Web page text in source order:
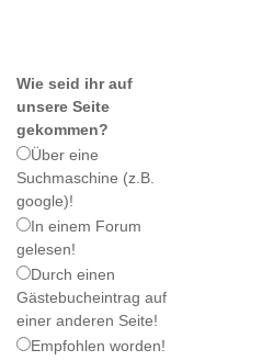
Wie seid ihr auf
unsere Seite
gekommen?
Über eine
Suchmaschine (z.B.
google)!
In einem Forum
gelesen!
Durch einen
Gästebucheintrag auf
einer anderen Seite!
Empfohlen worden!